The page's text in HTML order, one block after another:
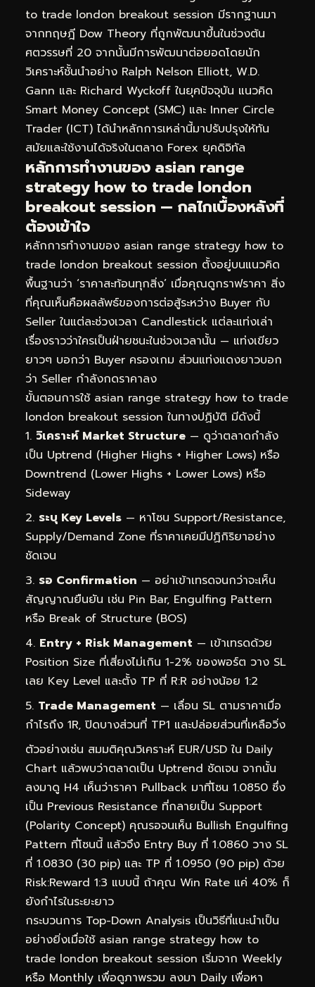
to trade london breakout session มีรากฐานมา
จากทฤษฎี Dow Theory ที่ถูกพัฒนาขึ้นในช่วงต้น
ศตวรรษที่ 20 จากนั้นมีการพัฒนาต่อยอดโดยนัก
วิเคราะห์ชั้นนำอย่าง Ralph Nelson Elliott, W.D.
Gann และ Richard Wyckoff ในยุคปัจจุบัน แนวคิด
Smart Money Concept (SMC) และ Inner Circle
Trader (ICT) ได้นำหลักการเหล่านี้มาปรับปรุงให้ทัน
สมัยและใช้งานได้จริงในตลาด Forex ยุคดิจิทัล
หลักการทำงานของ asian range
strategy how to trade london
breakout session — กลไกเบื้องหลังที่
ต้องเข้าใจ
หลักการทำงานของ asian range strategy how to
trade london breakout session ตั้งอยู่บนแนวคิด
พื้นฐานว่า ‘ราคาสะท้อนทุกสิ่ง’ เมื่อคุณดูกราฟราคา สิ่ง
ที่คุณเห็นคือผลลัพธ์ของการต่อสู้ระหว่าง Buyer กับ
Seller ในแต่ละช่วงเวลา Candlestick แต่ละแท่งเล่า
เรื่องราวว่าใครเป็นฝ่ายชนะในช่วงเวลานั้น — แท่งเขียว
ยาวๆ บอกว่า Buyer ครองเกม ส่วนแท่งแดงยาวบอก
ว่า Seller กำลังกดราคาลง
ขั้นตอนการใช้ asian range strategy how to trade
london breakout session ในทางปฏิบัติ มีดังนี้
วิเคราะห์ Market Structure — ดูว่าตลาดกำลัง
เป็น Uptrend (Higher Highs + Higher Lows) หรือ
Downtrend (Lower Highs + Lower Lows) หรือ
Sideway
ระบุ Key Levels — หาโซน Support/Resistance,
Supply/Demand Zone ที่ราคาเคยมีปฏิกิริยาอย่าง
ชัดเจน
รอ Confirmation — อย่าเข้าเทรดจนกว่าจะเห็น
สัญญาณยืนยัน เช่น Pin Bar, Engulfing Pattern
หรือ Break of Structure (BOS)
Entry + Risk Management — เข้าเทรดด้วย
Position Size ที่เสี่ยงไม่เกิน 1-2% ของพอร์ต วาง SL
เลย Key Level และตั้ง TP ที่ R:R อย่างน้อย 1:2
Trade Management — เลื่อน SL ตามราคาเมื่อ
กำไรถึง 1R, ปิดบางส่วนที่ TP1 และปล่อยส่วนที่เหลือวิ่ง
ตัวอย่างเช่น สมมติคุณวิเคราะห์ EUR/USD ใน Daily
Chart แล้วพบว่าตลาดเป็น Uptrend ชัดเจน จากนั้น
ลงมาดู H4 เห็นว่าราคา Pullback มาที่โซน 1.0850 ซึ่ง
เป็น Previous Resistance ที่กลายเป็น Support
(Polarity Concept) คุณรอจนเห็น Bullish Engulfing
Pattern ที่โซนนี้ แล้วจึง Entry Buy ที่ 1.0860 วาง SL
ที่ 1.0830 (30 pip) และ TP ที่ 1.0950 (90 pip) ด้วย
Risk:Reward 1:3 แบบนี้ ถ้าคุณ Win Rate แค่ 40% ก็
ยังกำไรในระยะยาว
กระบวนการ Top-Down Analysis เป็นวิธีที่แนะนำเป็น
อย่างยิ่งเมื่อใช้ asian range strategy how to
trade london breakout session เริ่มจาก Weekly
หรือ Monthly เพื่อดูภาพรวม ลงมา Daily เพื่อหา